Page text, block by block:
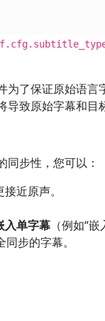
了保证原始语
致原始字幕和目
同步性，您可以：
近原声。
入单字幕 （例如“
步的字幕。